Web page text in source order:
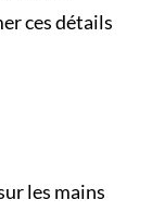
ces détails
les mains